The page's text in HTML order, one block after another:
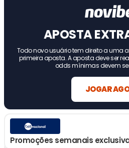
APOSTA
Todo novo usuário tem direito a uma
primeira aposta. A aposta deve ser
odds mínimas devem
JOGAR
Promoções semanais